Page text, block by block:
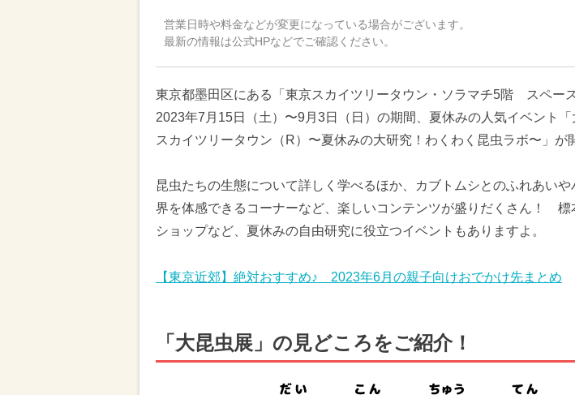
営業日時や料金などが変更になっている場合がございます。
最新の情報は公式HPなどでご確認ください。
東京都墨田区にある「東京スカイツリータウン・ソラマチ5階 スペース
2023年7月15日（土）〜9月3日（日）の期間、夏休みの人気イベント
スカイツリータウン（R）〜夏休みの大研究！わくわく昆虫ラボ〜」が
昆虫たちの生態について詳しく学べるほか、カブトムシとのふれあい
界を体感できるコーナーなど、楽しいコンテンツが盛りだくさん！ 標
ショップなど、夏休みの自由研究に役立つイベントもありますよ。
【東京近郊】絶対おすすめ♪ 2023年6月の親子向けおでかけ先まとめ
「大昆虫展」の見どころをご紹介！